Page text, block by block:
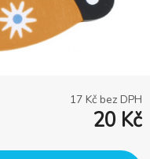
17 Kč bez DPH
20 Kč